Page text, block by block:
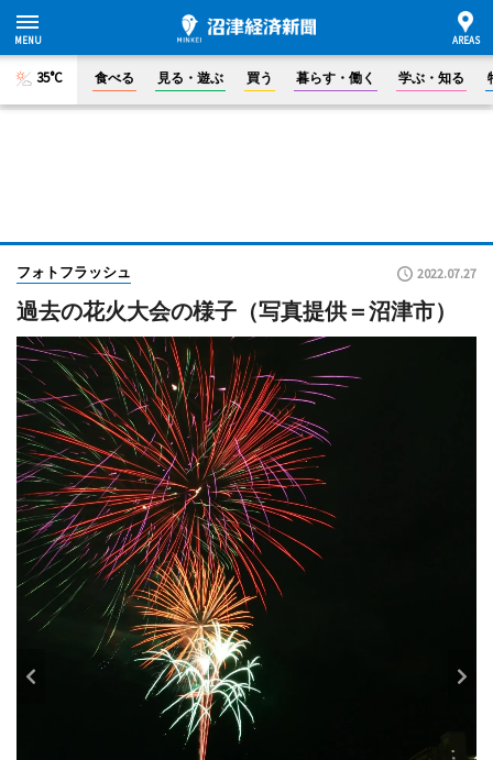
35°C 食べる 見る・遊ぶ 買う 暮らす・働く 学ぶ・知る
フォトフラッシュ 2022.07.27
過去の花火大会の様子（写真提供＝沼津市）